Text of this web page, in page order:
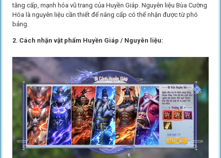
tăng cấp, mạnh hóa vũ trang của Huyền Giáp. Nguyên liệu Bùa Cường
Hóa là nguyên liệu cần thiết để nâng cấp có thể nhận được từ phó
bảng.
2. Cách nhận vật phẩm Huyền Giáp / Nguyên liệu: